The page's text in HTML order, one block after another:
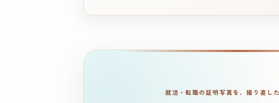
就活・転職の証明写真を、撮り直し